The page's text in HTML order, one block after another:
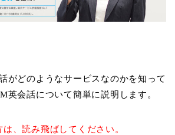
がどのようなサービスなのかを知って
英会話について簡単に説明します。
、読み飛ばしてください。